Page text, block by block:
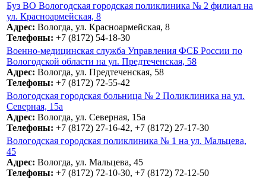
Буз ВО Вологодская городская поликлиника № 2 филиал на
ул. Красноармейская, 8
Адрес: Вологда, ул. Красноармейская, 8
Телефоны: +7 (8172) 54-18-30
Военно-медицинская служба Управления ФСБ России по
Вологодской области на ул. Предтеченская, 58
Адрес: Вологда, ул. Предтеченская, 58
Телефоны: +7 (8172) 72-55-42
Вологодская городская больница № 2 Поликлиника на ул.
Северная, 15а
Адрес: Вологда, ул. Северная, 15а
Телефоны: +7 (8172) 27-16-42, +7 (8172) 27-17-30
Вологодская городская поликлиника № 1 на ул. Мальцева,
45
Адрес: Вологда, ул. Мальцева, 45
Телефоны: +7 (8172) 72-10-30, +7 (8172) 72-12-50